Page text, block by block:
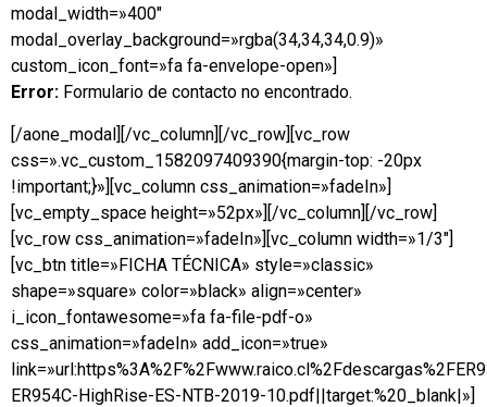
modal_width=»400″
modal_overlay_background=»rgba(34,34,34,0.9)»
custom_icon_font=»fa fa-envelope-open»]
Error: Formulario de contacto no encontrado.
[/aone_modal][/vc_column][/vc_row][vc_row
css=».vc_custom_1582097409390{margin-top: -20px
!important;}»][vc_column css_animation=»fadeIn»]
[vc_empty_space height=»52px»][/vc_column][/vc_row]
[vc_row css_animation=»fadeIn»][vc_column width=»1/3″]
[vc_btn title=»FICHA TÉCNICA» style=»classic»
shape=»square» color=»black» align=»center»
i_icon_fontawesome=»fa fa-file-pdf-o»
css_animation=»fadeIn» add_icon=»true»
ER954C-HighRise-ES-NTB-2019-10.pdf||target:%20_blank|»]